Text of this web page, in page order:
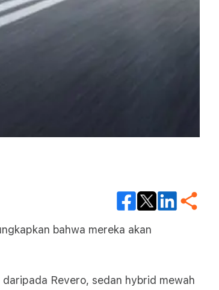
bahwa mereka akan
Revero, sedan hybrid mewah